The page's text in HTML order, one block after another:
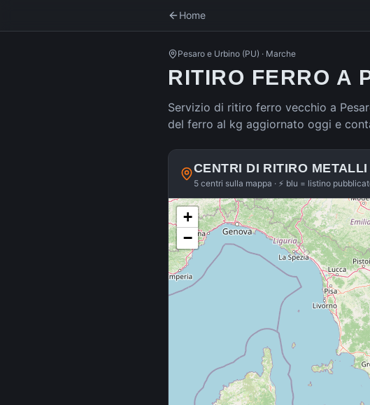
Home
Pesaro e Urbino (PU) · Marche
RITIRO FERRO A
Servizio di ritiro ferro vecchio a
del ferro al kg aggiornato oggi e
CENTRI DI RITIRO METALLI
5 centri sulla mappa · ⚡ blu = listino
+
−